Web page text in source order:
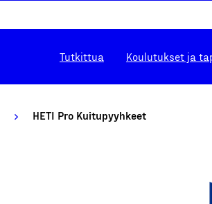
Tutkittua Koulutukset ja
HETI Pro Kuitupyyhkeet